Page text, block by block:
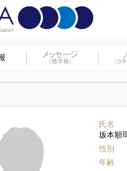
氏名
坂本順
性別
年齢